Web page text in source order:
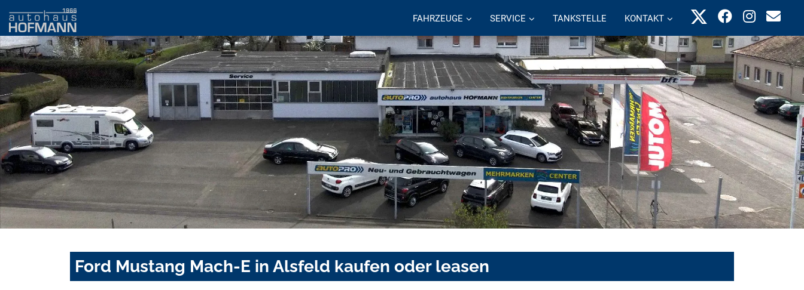
FAHRZEUGE SERVICE TANKSTELLE KONTAKT
Ford Mustang Mach-E in Alsfeld kaufen oder leasen